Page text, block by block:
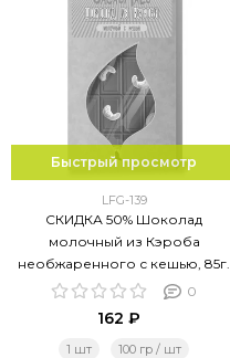
Быстрый просмотр
LFG-139
СКИДКА 50% Шоколад
молочный из Кэроба
необжаренного с кешью, 85г.
0
162 ₽
1 шт 100 гр / шт